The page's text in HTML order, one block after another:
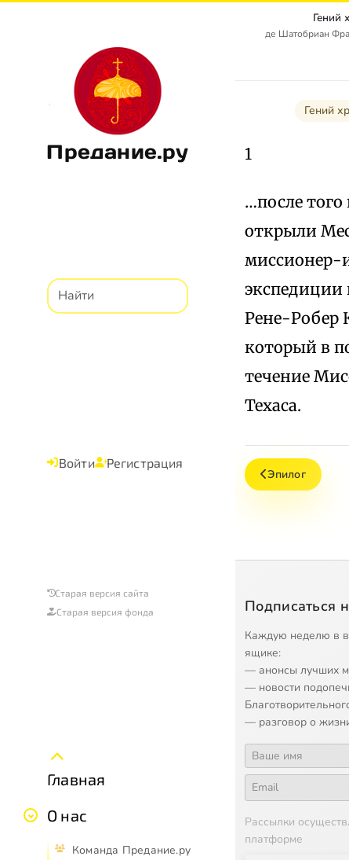
Предание.ру
Войти Регистрация
Старая версия сайта
Старая версия фонда
Главная
О нас
Команда Предание.ру
Гений
де Шатобриан
Гений
1
…после
открыли
миссионер-
экспедиции
Рене-Робер
который в
течение
Техаса.
Эпилог
Подписаться
Каждую неделю в
ящике:
— анонсы лучших
— новости
— разговор о
Рассылки
платформе